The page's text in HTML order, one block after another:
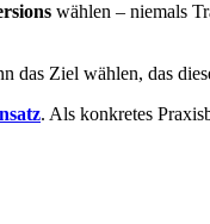
wählen – niemals
das Ziel wählen, das
. Als konkretes